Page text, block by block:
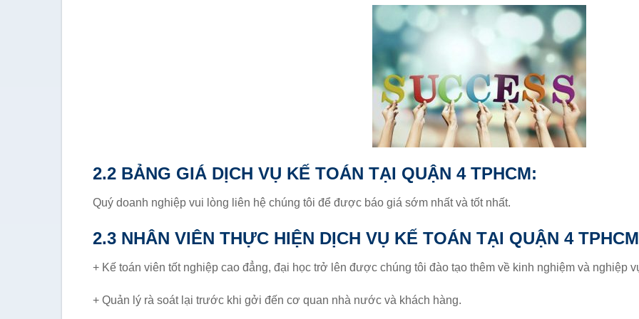
2.2 BẢNG GIÁ DỊCH VỤ KẾ TOÁN TẠI QUẬN 4 TPHCM:
Quý doanh nghiệp vui lòng liên hệ chúng tôi để được báo giá sớm nhất và tốt nhất.
2.3 NHÂN VIÊN THỰC HIỆN DỊCH VỤ KẾ TOÁN TẠI QUẬN 4
+ Kế toán viên tốt nghiệp cao đẳng, đại học trở lên được chúng tôi đào tạo thêm về kinh nghiệm và nghiệp
+ Quản lý rà soát lại trước khi gởi đến cơ quan nhà nước và khách hàng.